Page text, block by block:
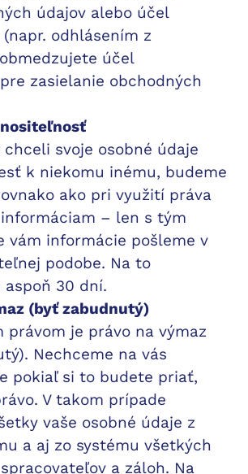
údajov alebo účel
odhlásením z
účel
zasielanie obchodných
chceli svoje osobné údaje
k niekomu inému, budeme
ako pri využití práva
– len s tým
vám informácie pošleme v
podobe. Na to
30 dní.
(byť zabudnutý)
právom je právo na výmaz
Nechceme na vás
pokiaľ si to budete priať,
V takom prípade
vaše osobné údaje z
a aj zo systému všetkých
a záloh. Na